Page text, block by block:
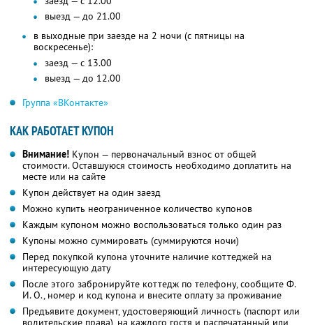
выезд — до 21.00
в выходные при заезде на 2 ночи (с пятницы на
воскресенье):
заезд — с 13.00
выезд — до 12.00
Группа «ВКонтакте»
КАК РАБОТАЕТ КУПОН
Внимание! Купон — первоначальный взнос от общей
стоимости. Оставшуюся стоимость необходимо доплатить на
месте или на сайте
Купон действует на один заезд
Можно купить неограниченное количество купонов
Каждым купоном можно воспользоваться только один раз
Купоны можно суммировать (суммируются ночи)
Перед покупкой купона уточните наличие коттеджей на
интересующую дату
После этого забронируйте коттедж по телефону, сообщите Ф.
И. О., номер и код купона и внесите оплату за проживание
Предъявите документ, удостоверяющий личность (паспорт или
водительские права), на каждого гостя и распечатанный или